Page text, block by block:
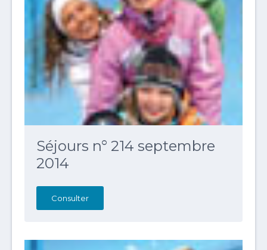
Séjours n° 214 septembre
2014
Consulter